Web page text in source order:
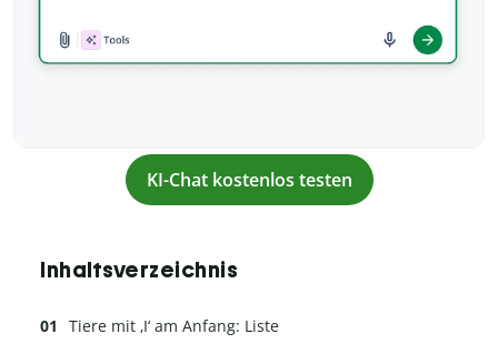
KI-Chat kostenlos testen
Inhaltsverzeichnis
Tiere mit ‚I‘ am Anfang: Liste